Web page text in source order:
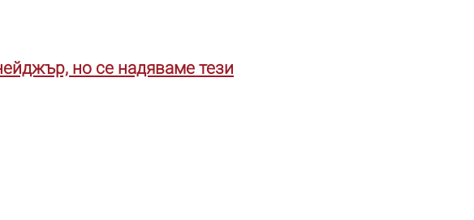
но се надяваме тези